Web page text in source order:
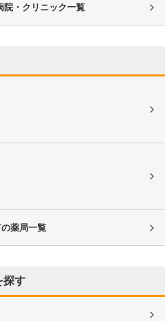
院・クリニック一覧
の薬局一覧
探す